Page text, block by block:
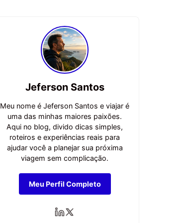
Jeferson Santos
Meu nome é Jeferson Santos e viajar é
uma das minhas maiores paixões.
Aqui no blog, divido dicas simples,
roteiros e experiências reais para
ajudar você a planejar sua próxima
viagem sem complicação.
Meu Perfil Completo